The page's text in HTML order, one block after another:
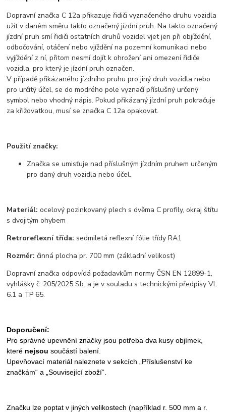
Dopravní značka C 12a přikazuje řidiči vyznačeného druhu vozidla
užít v daném směru takto označený jízdní pruh. Na takto označený
jízdní pruh smí řidiči ostatních druhů vozidel vjet jen při objíždění,
odbočování, otáčení nebo vjíždění na pozemní komunikaci nebo
vyjíždění z ní, přitom nesmí dojít k ohrožení ani omezení řidiče
vozidla, pro který je jízdní pruh označen.
V případě přikázaného jízdního pruhu pro jiný druh vozidla nebo
pro určitý účel, se do modrého pole vyznačí příslušný určený
symbol nebo vhodný nápis. Pokud přikázaný jízdní pruh pokračuje
za křižovatkou, musí se značka C 12a opakovat.
Použití značky:
Značka se umisťuje nad příslušným jízdním pruhem určeným
pro daný druh vozidla nebo účel.
Materiál: ocelový pozinkovaný plech s dvěma C profily, okraj štítu
s dvojitým ohybem
Retroreflexní třída: sedmiletá reflexní fólie třídy RA1
Rozměr: činná plocha pr. 700 mm (základní velikost)
Dopravní značka odpovídá požadavkům normy ČSN EN 12899-1,
vyhlášky č. 205/2025 Sb. a je v souladu s technickými předpisy VL
6.1 a TP 65.
Doporučení:
Pro správné upevnění značky jsou potřeba dva kusy objímek,
které nejsou součástí balení.
Upevňovací materiál naleznete v sekcích „Příslušenství ke
značkám“ a „Související zboží“.
Značku lze poptat v jiných velikostech (například r. 500 mm a r.